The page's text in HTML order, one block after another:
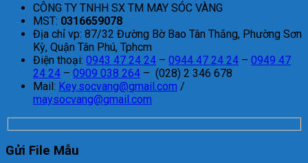
CÔNG TY TNHH SX TM MAY SÓC VÀNG
MST: 0316659078
Địa chỉ vp: 87/32 Đường Bờ Bao Tân Thắng, Phường Sơn
Kỳ, Quận Tân Phú, Tphcm
Điện thoại: 0943 47 24 24 – 0944 47 24 24 – 0949 47
24 24 – 0909 038 264 – (028) 2 346 678
Mail: Key.socvang@gmail.com /
maysocvang@gmail.com
Gửi File Mẫu